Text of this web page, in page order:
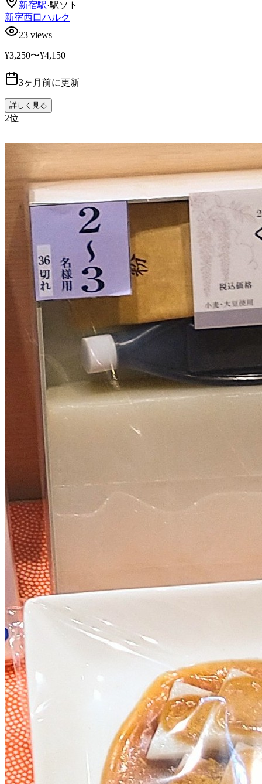
新宿駅·駅ソト
新宿西口ハルク
23 views
¥3,250〜¥4,150
3ヶ月前に更新
詳しく見る
2位